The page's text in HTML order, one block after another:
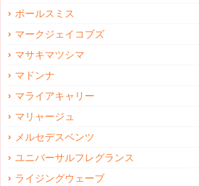
ポールスミス
マークジェイコブズ
マサキマツシマ
マドンナ
マライアキャリー
マリャージュ
メルセデスベンツ
ユニバーサルフレグランス
ライジングウェーブ